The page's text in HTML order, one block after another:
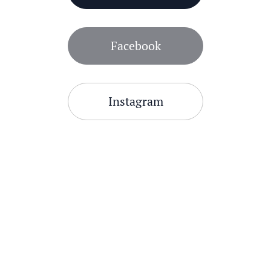
Facebook
Instagram